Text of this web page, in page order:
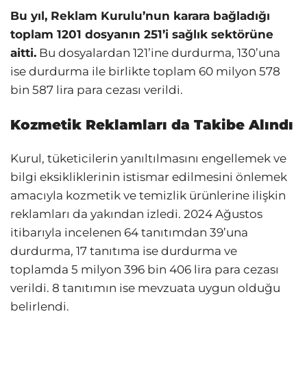
Bu yıl, Reklam Kurulu’nun karara bağladığı
toplam 1201 dosyanın 251’i sağlık sektörüne
aitti. Bu dosyalardan 121’ine durdurma, 130’una
ise durdurma ile birlikte toplam 60 milyon 578
bin 587 lira para cezası verildi.
Kozmetik Reklamları da Takibe Alındı
Kurul, tüketicilerin yanıltılmasını engellemek ve
bilgi eksikliklerinin istismar edilmesini önlemek
amacıyla kozmetik ve temizlik ürünlerine ilişkin
reklamları da yakından izledi. 2024 Ağustos
itibarıyla incelenen 64 tanıtımdan 39’una
durdurma, 17 tanıtıma ise durdurma ve
toplamda 5 milyon 396 bin 406 lira para cezası
verildi. 8 tanıtımın ise mevzuata uygun olduğu
belirlendi.